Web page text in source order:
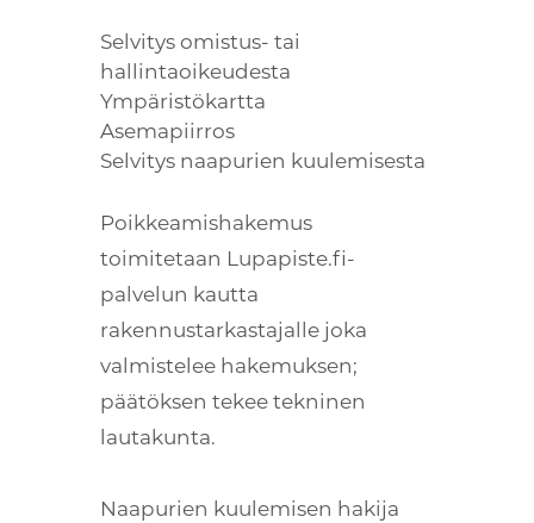
Selvitys omistus- tai
hallintaoikeudesta
Ympäristökartta
Asemapiirros
Selvitys naapurien kuulemisesta
Poikkeamishakemus
toimitetaan Lupapiste.fi-
palvelun kautta
rakennustarkastajalle joka
valmistelee hakemuksen;
päätöksen tekee tekninen
lautakunta.
Naapurien kuulemisen hakija